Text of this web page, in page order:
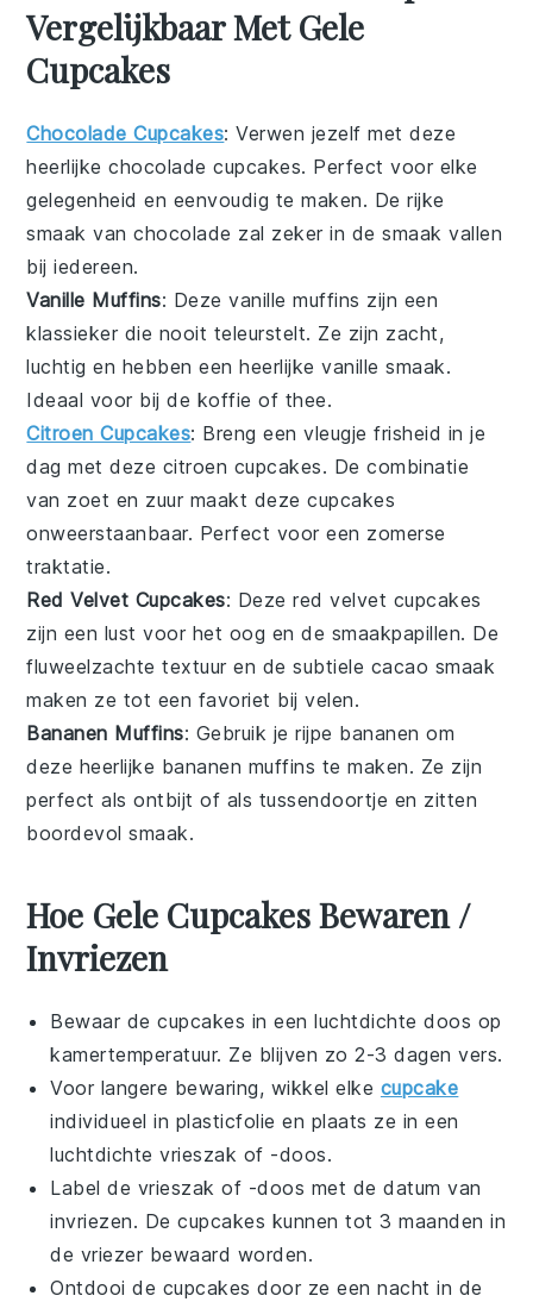
Vergelijkbaar Met Gele
Cupcakes
Chocolade Cupcakes: Verwen jezelf met deze
heerlijkechocolade cupcakes. Perfect voor elke
gelegenheid en eenvoudig te maken. De rijke
smaak vanchocolade zal zeker in de smaak vallen
bij iedereen.
Vanille Muffins: Dezevanille muffins zijn een
klassieker die nooit teleurstelt. Ze zijn zacht,
luchtig en hebben een heerlijkevanille smaak.
Ideaal voor bij de koffie of thee.
Citroen Cupcakes: Breng een vleugje frisheid in je
dag met deze citroen cupcakes. De combinatie
van zoet en zuur maakt deze cupcakes
onweerstaanbaar. Perfect voor een zomerse
traktatie.
Red Velvet Cupcakes: Dezered velvet cupcakes
zijn een lust voor het oog en de smaakpapillen. De
fluweelzachte textuur en de subtiele cacao smaak
maken ze tot een favoriet bij velen.
Bananen Muffins: Gebruik je rijpe bananen om
deze heerlijke bananen muffins te maken. Ze zijn
perfect als ontbijt of als tussendoortje en zitten
boordevol smaak.
Hoe Gele Cupcakes Bewaren /
Invriezen
Bewaar decupcakes in een luchtdichte doos op
kamertemperatuur. Ze blijven zo 2-3 dagen vers.
Voor langere bewaring, wikkel elke cupcake
individueel in plasticfolie en plaats ze in een
luchtdichte vrieszak of -doos.
Label de vrieszak of -doos met de datum van
invriezen. Decupcakes kunnen tot 3 maanden in
de vriezer bewaard worden.
Ontdooi de cupcakes door ze een nacht in de